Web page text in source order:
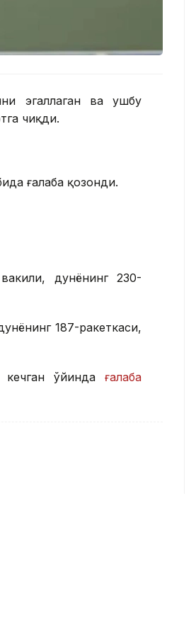
эгаллаган ва ушбу
чиқди.
ғалаба қозонди.
дунёнинг 230-
187-ракеткаси,
ўйинда ғалаба